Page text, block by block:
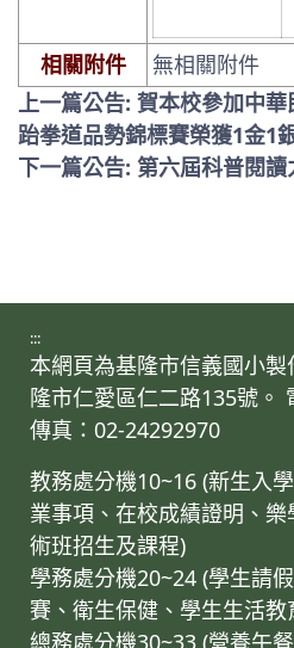
相關附件
無相關附件
上一篇公告: 賀本校參加中
跆拳道品勢錦標賽榮獲1金1
下一篇公告: 第六屆科普閱
:::
本網頁為基隆市信義國小
隆市仁愛區仁二路135號。
傳真：02-24292970
教務處分機10~16 (新生入
業事項、在校成績證明、
術班招生及課程)
學務處分機20~24 (學生請
賽、衛生保健、學生生活
總務處分機30~33 (營養午